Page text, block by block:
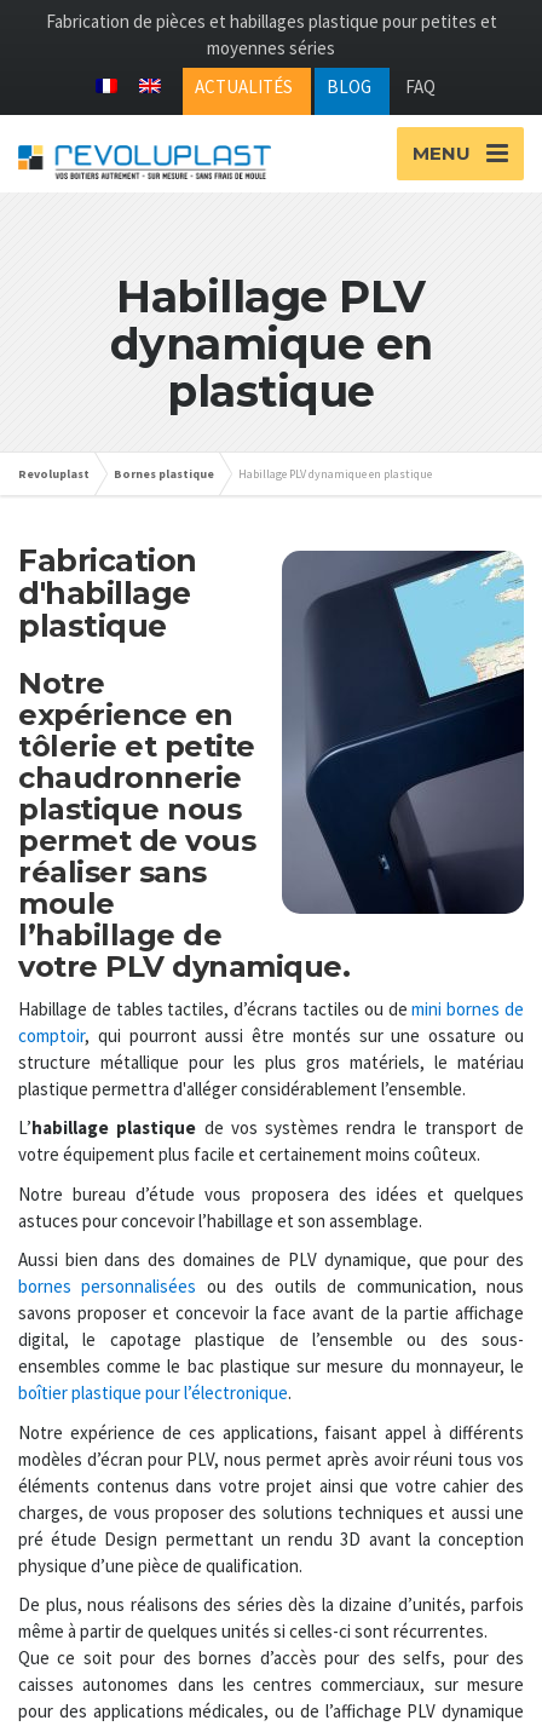
Fabrication de pièces et habillages plastique pour petites et
moyennes séries
ACTUALITÉS
BLOG FAQ
MENU
Habillage PLV
dynamique en
plastique
Revoluplast Bornes plastique Habillage PLV dynamique en plastique
Fabrication
d'habillage
plastique
Notre
expérience en
tôlerie et petite
chaudronnerie
plastique nous
permet de vous
réaliser sans
moule
l’habillage de
votre PLV dynamique.
Habillage de tables tactiles, d’écrans tactiles ou demini bornes de
comptoir, qui pourront aussi être montés sur une ossature ou
structure métallique pour les plus gros matériels, le matériau
plastique permettra d'alléger considérablement l’ensemble.
L’habillage plastique de vos systèmes rendra le transport de
votre équipement plus facile et certainement moins coûteux.
Notre bureau d’étude vous proposera des idées et quelques
astuces pour concevoir l’habillage et son assemblage.
Aussi bien dans des domaines de PLV dynamique, que pour des
bornes personnalisées ou des outils de communication, nous
savons proposer et concevoir la face avant de la partie affichage
digital, le capotage plastique de l’ensemble ou des sous-
ensembles comme le bac plastique sur mesure du monnayeur, le
boîtier plastique pour l’électronique.
Notre expérience de ces applications, faisant appel à différents
modèles d’écran pour PLV, nous permet après avoir réuni tous vos
éléments contenus dans votre projet ainsi que votre cahier des
charges, de vous proposer des solutions techniques et aussi une
pré étude Design permettant un rendu 3D avant la conception
physique d’une pièce de qualification.
De plus, nous réalisons des séries dès la dizaine d’unités, parfois
même à partir de quelques unités si celles-ci sont récurrentes.
Que ce soit pour desbornes d’accès pour des selfs, pour des
caisses autonomes dans les centres commerciaux, sur mesure
pour des applications médicales, ou de l’affichage PLV dynamique